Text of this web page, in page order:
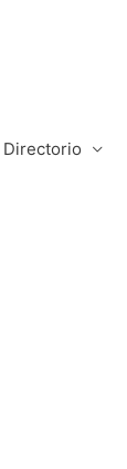
Directorio